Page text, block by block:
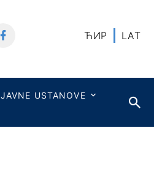
ЋИР LAT
JAVNE USTANOVE